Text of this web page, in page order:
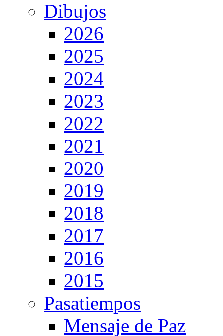
Dibujos
2026
2025
2024
2023
2022
2021
2020
2019
2018
2017
2016
2015
Pasatiempos
Mensaje de Paz